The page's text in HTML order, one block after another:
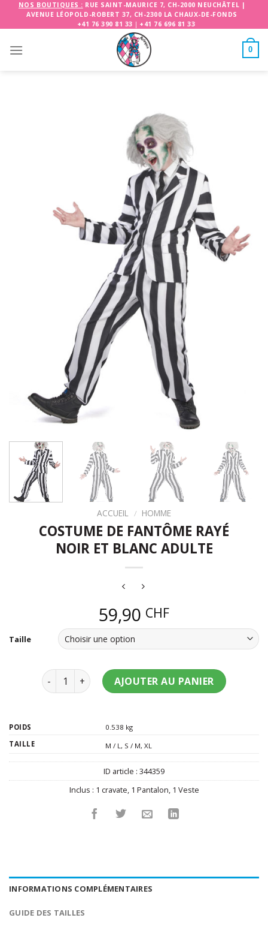
NOS BOUTIQUES : RUE SAINT-MAURICE 7, CH-2000 NEUCHÂTEL |
AVENUE LÉOPOLD-ROBERT 37, CH-2300 LA CHAUX-DE-FONDS
+41 76 390 81 33 | +41 76 696 81 33
0
ACCUEIL / HOMME
COSTUME DE FANTÔME RAYÉ
NOIR ET BLANC ADULTE
59,90 CHF
Taille
quantité de Costume de fantôme rayé noir et
AJOUTER AU PANIER
POIDS
0.538 kg
TAILLE
M / L, S / M, XL
ID article : 344359
Inclus : 1 cravate, 1 Pantalon, 1 Veste
INFORMATIONS COMPLÉMENTAIRES
GUIDE DES TAILLES